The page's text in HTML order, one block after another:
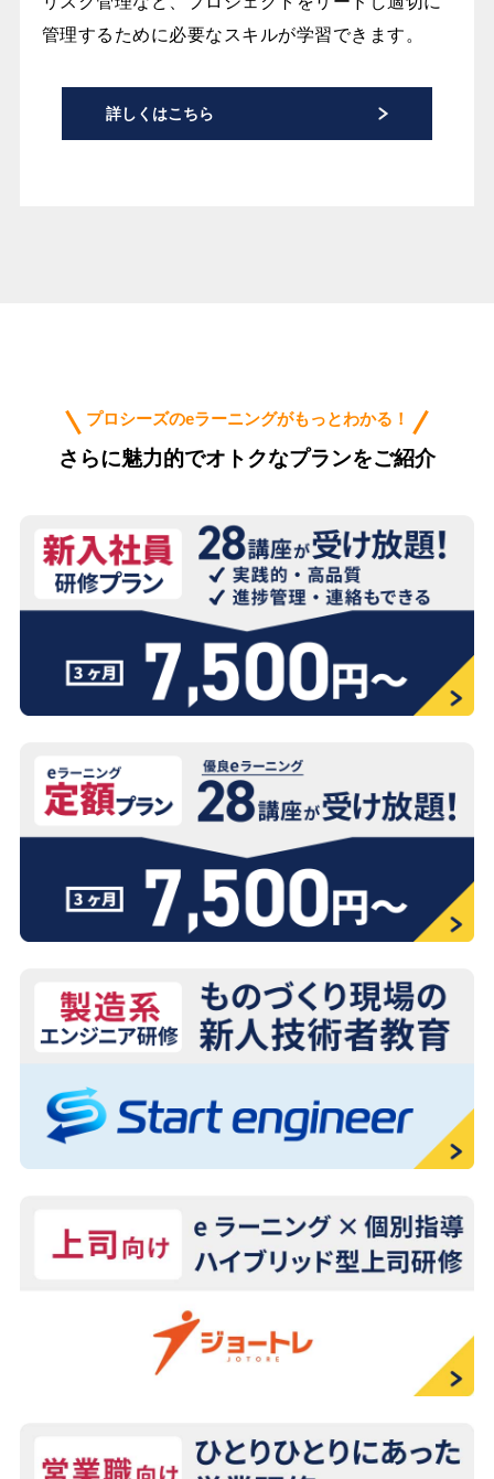
管理するために必要なスキルが学習できます。
詳しくはこちら
プロシーズのeラーニングがもっとわかる！
さらに魅力的でオトクなプランをご紹介